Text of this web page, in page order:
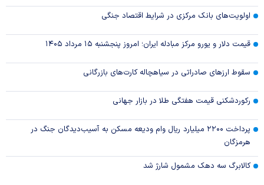
اولویت‌های بانک مرکزی در شرایط اقتصاد جنگی
قیمت دلار و یورو مرکز مبادله ایران؛ امروز پنجشنبه ۱۵ مرداد ۱۴۰۵
سقوط ارزهای صادراتی در سیاهچاله کارت‌های بازرگانی
رکوردشکنی قیمت هفتگی طلا در بازار‌ جهانی
پرداخت ۲۲۰۰ میلیارد ریال وام ودیعه مسکن به آسیب‌دیدگان جنگ در
هرمزگان
کالابرگ سه دهک مشمول شارژ شد